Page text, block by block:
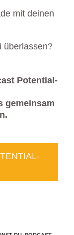
mit deinen
überlassen?
Potential-
gemeinsam